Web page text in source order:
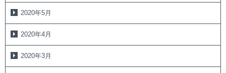
2020年5月
2020年4月
2020年3月